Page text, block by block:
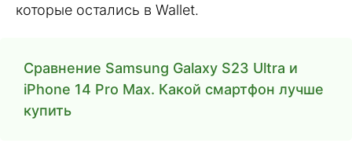
которые остались в Wallet.
Сравнение Samsung Galaxy S23 Ultra и
iPhone 14 Pro Max. Какой смартфон лучше
купить